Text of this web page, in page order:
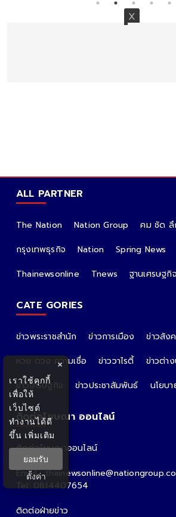
ALL PARTNER
The Nation Nation Group
คม ชัด
กรุงเทพธุรกิจ
Nation
Spring News
Thainewsonline
Tnews ฐานเศรษฐกิจ
CATE GORIES
ข่าวพระราชสำนัก ข่าวการเมือง ข่าวสัง
หวย ดวง ความเชื่อ
ข่าววาไรตี้
ข่าวต่า
ข่าวเศรษฐกิจ
ข่าวประชาสัมพันธ์ นโยบ
ติดต่อโฆษณา ออนไลน์
ติดต่อโฆษณาออนไลน์
คุณอ้อ
Email :
Tel: 0814407654
ติดต่อฝ่ายข่าว
×
เราใช้คุกกี้
เพื่อให้
เว็บไซต์
ทำงานได้ดี
ขึ้น เพิ่มเติม
ยอมรับ
ตั้งค่า